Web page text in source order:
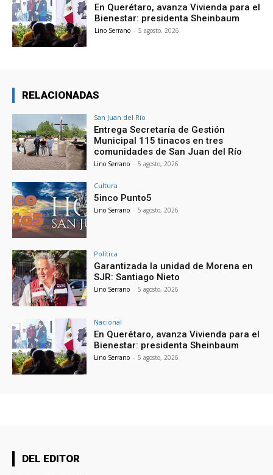
En Querétaro, avanza Vivienda para el
Bienestar: presidenta Sheinbaum
Lino Serrano - 5 agosto, 2026
RELACIONADAS
San Juan del Río
Entrega Secretaría de Gestión
Municipal 115 tinacos en tres
comunidades de San Juan del Río
Lino Serrano - 5 agosto, 2026
Cultura
5inco Punto5
Lino Serrano - 5 agosto, 2026
Política
Garantizada la unidad de Morena en
SJR: Santiago Nieto
Lino Serrano - 5 agosto, 2026
Nacional
En Querétaro, avanza Vivienda para el
Bienestar: presidenta Sheinbaum
Lino Serrano - 5 agosto, 2026
DEL EDITOR